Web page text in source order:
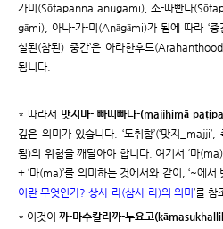
가미(Sōtapanna anugami), 소-따빤나
gāmi), 아나-가-미(Anāgāmi)가 됨에 따라 ‘중
실된(참된) 중간’은 아라한후드
됩니다.
* 따라서 맛지마- 빠띠빠다-(majjhimā
깊은 의미가 있습니다. ‘도취함’(‘맛지
됨)의 위험을 깨달아야 합니다. 여기서 ‘마
+ ‘마(ma)’를 의미하는 것에서와 같이, ‘~에서
이란 무엇인가? 상사-라(삼사-라)의 의미 ’를 참
* 이것이 까-마수칼리까-누요고